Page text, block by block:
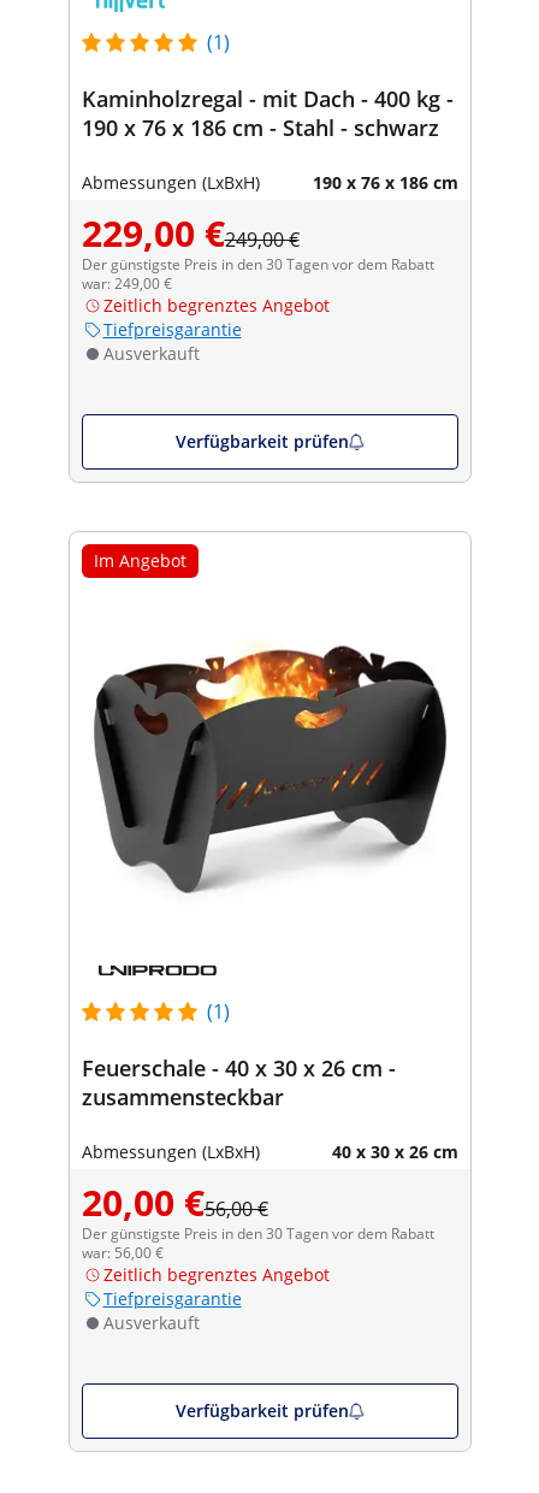
(1)
Kaminholzregal - mit Dach - 400 kg -
190 x 76 x 186 cm - Stahl - schwarz
Abmessungen (LxBxH) 190 x 76 x 186 cm
229,00 €249,00 €
Der günstigste Preis in den 30 Tagen vor dem Rabatt
war: 249,00 €
Zeitlich begrenztes Angebot
Tiefpreisgarantie
Ausverkauft
Verfügbarkeit prüfen
Im Angebot
(1)
Feuerschale - 40 x 30 x 26 cm -
zusammensteckbar
Abmessungen (LxBxH) 40 x 30 x 26 cm
20,00 €56,00 €
Der günstigste Preis in den 30 Tagen vor dem Rabatt
war: 56,00 €
Zeitlich begrenztes Angebot
Tiefpreisgarantie
Ausverkauft
Verfügbarkeit prüfen